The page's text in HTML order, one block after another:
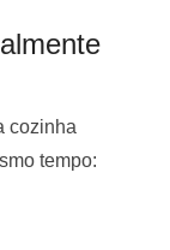
cozinha
tempo: